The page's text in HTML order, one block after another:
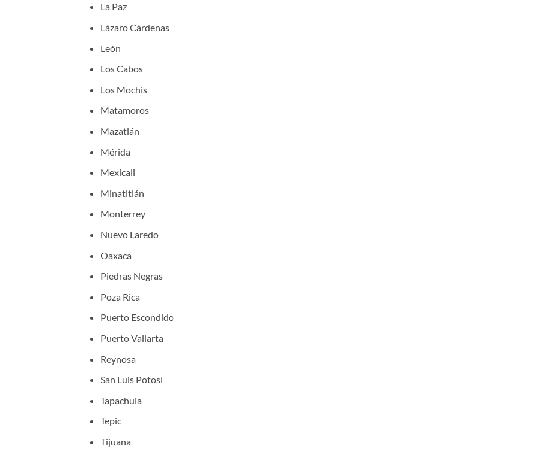
La Paz
Lázaro Cárdenas
León
Los Cabos
Los Mochis
Matamoros
Mazatlán
Mérida
Mexicali
Minatitlán
Monterrey
Nuevo Laredo
Oaxaca
Piedras Negras
Poza Rica
Puerto Escondido
Puerto Vallarta
Reynosa
San Luis Potosí
Tapachula
Tepic
Tijuana